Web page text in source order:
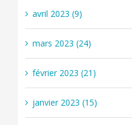
avril 2023 (9)
mars 2023 (24)
février 2023 (21)
janvier 2023 (15)